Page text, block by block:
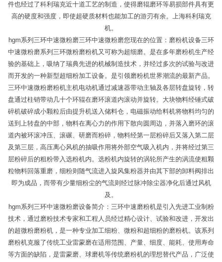
件也经过了科利瑞克近十道工艺的制造，使得磨辊磨环等易损部件具有更
高的硬度和强度，即使超硬质材料也能加工的游刃有余。上海科利瑞克
机。
hgm系列三环中速微粉磨三环中速微粉磨您现在的位置：磨粉机设备三环
中速微粉磨系列三环微粉磨粉机又可称为超细磨。是在多年磨粉机生产经
验的基础上，吸纳了瑞典先进的机械制造技术，并经过多次的试验与改进
而开发的一种新型超细粉加工设备。是引领磨粉机世界潮流的最新产品。
三环中速微粉磨粉机主机电动机通过减速器带动主轴及各层转盘旋转，转
盘通过柱销带动几十个环辊在磨环滚道内滚动并旋转。大块物料经锤式破
碎机破碎成小颗粒后由提升机送入储料仓，电磁振动给料机将物料均匀的
送到上转盘的中部，物料在离心力的作用下散向圆周边，并落入磨环的滚
道内被环滚冲压、滚碾、研磨而粉碎，物料经第一层粉碎后又落入第二层
及第三层，高压离心风机的抽吸作用将外部空气吸入机内，并将经过第三
层粉碎后的粗粉带入选粉机内。选粉机内旋转的涡轮所产生的涡流使粗颗
粒物料回落重磨，细粉则随气流进入旋风集粉器并由其下部的卸料阀排出
即为成品，而带有少量细粉尘的气流则经过脉冲除尘器净化后通过风机
及。
hgm系列三环中速微粉磨设备简介：三环中速磨粉机是引入先进工业制粉
技术，通过磨粉技术专家和工程人员经过精心设计、试验和改进，开发出
的超微粉磨粉机，是一种专业加工细粉、微粉和超细粉的磨粉机。该系列
磨粉机克服了传统工业雷蒙磨在适用范围、产量、细度、能耗、使用寿命
等方面的缺陷，是雷蒙磨、球磨机等传统磨粉机的理想替代产品，广泛使